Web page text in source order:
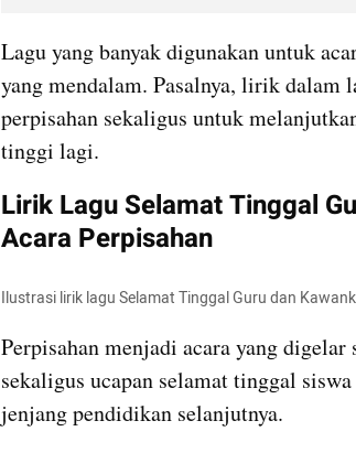
Lagu yang banyak digunakan untuk
yang mendalam. Pasalnya, lirik
perpisahan sekaligus untuk
tinggi lagi.
Lirik Lagu Selamat Tinggal
Acara Perpisahan
Ilustrasi lirik lagu Selamat Tinggal Guru dan
Perpisahan menjadi acara yang
sekaligus ucapan selamat tinggal
jenjang pendidikan selanjutnya.